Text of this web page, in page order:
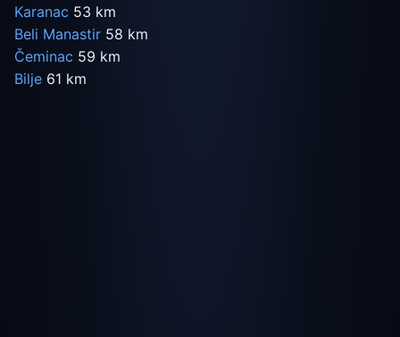
Karanac 53 km
Beli Manastir 58 km
Čeminac 59 km
Bilje 61 km